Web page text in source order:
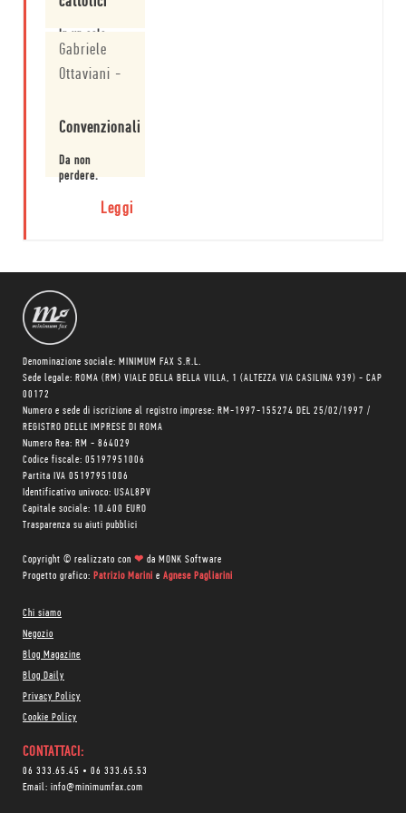
In un solo
libro, due
gemme della
O'Connor. Da
Gabriele
Ottaviani -
Convenzionali
Da non
perdere.
Leggi
Denominazione sociale: MINIMUM FAX S.R.L.
Sede legale: ROMA (RM) VIALE DELLA BELLA VILLA, 1 (ALTEZZA VIA CASILINA 939) - CAP
00172
Numero e sede di iscrizione al registro imprese: RM-1997-155274 DEL 25/02/1997 /
REGISTRO DELLE IMPRESE DI ROMA
Numero Rea: RM - 864029
Codice fiscale: 05197951006
Partita IVA 05197951006
Identificativo univoco: USAL8PV
Capitale sociale: 10.400 EURO
Trasparenza su aiuti pubblici
Copyright © realizzato con ❤ da MONK Software
Progetto grafico: Patrizio Marini e Agnese Pagliarini
Chi siamo
Negozio
Blog Magazine
Blog Daily
Privacy Policy
Cookie Policy
CONTATTACI:
06 333.65.45 • 06 333.65.53
Email: info@minimumfax.com